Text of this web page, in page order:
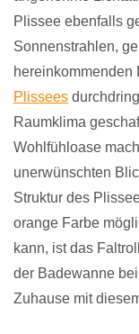
Plissee ebenfalls
Sonnenstrahlen,
hereinkommenden
Plissees
Raumklima
Wohlfühloase
unerwünschten
Struktur des
orange Farbe
kann, ist das
der Badewanne
Zuhause mit